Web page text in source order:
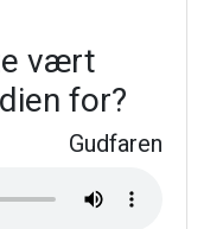
vært
for?
Gudfaren